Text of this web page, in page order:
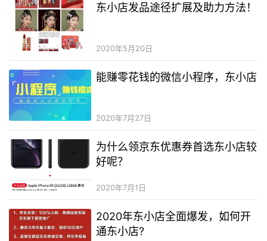
东小店发品途径扩展及助力方法！
2020年5月20日
能赚零花钱的微信小程序，东小店
2020年7月27日
为什么领京东优惠券首选东小店较
好呢？
2020年7月1日
2020年东小店全面爆发，如何开
通东小店?